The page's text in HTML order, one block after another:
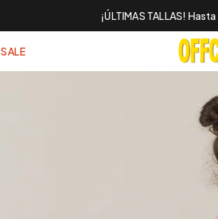
¡ÚLTIMAS TALLAS! Hasta
SALE